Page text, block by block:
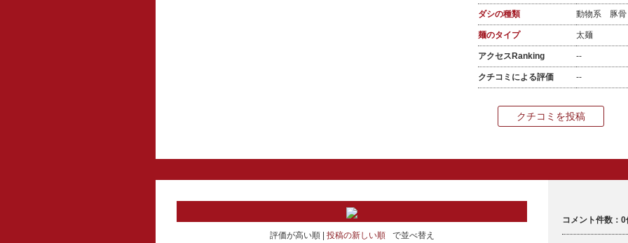
ダシの種類 動物系 豚
麺のタイプ 太麺
アクセスRanking --
クチコミによる評価 --
クチコミを投稿
評価が高い順 投稿の新しい順 で並べ替え
コメント件数：0